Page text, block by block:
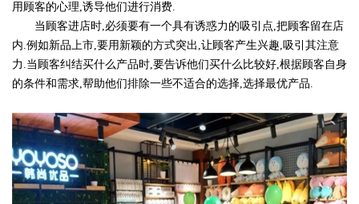
用顾客的心理,诱导他们进行消费.
当顾客进店时,必须要有一个具有诱惑力的吸引点,把顾客留在店
内.例如新品上市,要用新颖的方式突出,让顾客产生兴趣,吸引其注意
力.当顾客纠结买什么产品时,要告诉他们买什么比较好,根据顾客自身
的条件和需求,帮助他们排除一些不适合的选择,选择最优产品.